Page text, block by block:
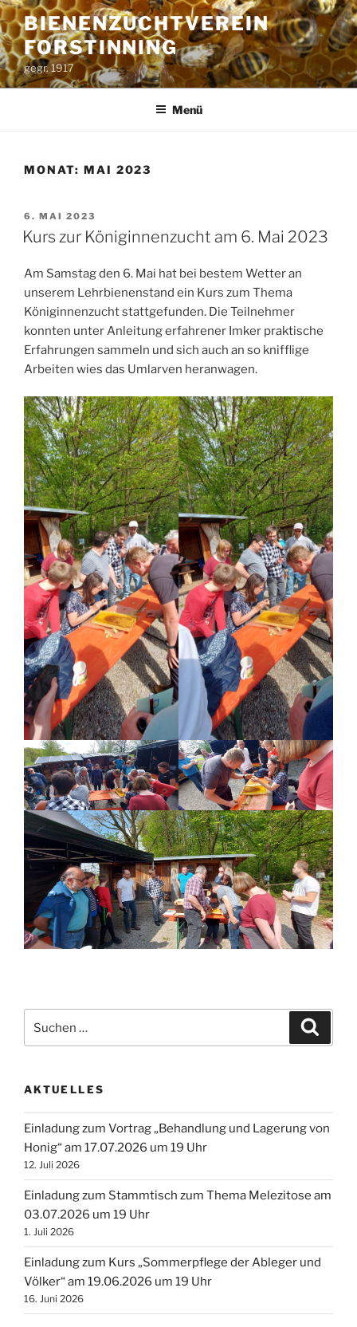
Zum
Inhalt
springen
BIENENZUCHTVEREIN
FORSTINNING
gegr. 1917
Menü
MONAT: MAI 2023
VERÖFFENTLICHT
AM
6. MAI 2023
Kurs zur Königinnenzucht am 6. Mai 2023
Am Samstag den 6. Mai hat bei bestem Wetter an
unserem Lehrbienenstand ein Kurs zum Thema
Königinnenzucht stattgefunden. Die Teilnehmer
konnten unter Anleitung erfahrener Imker praktische
Erfahrungen sammeln und sich auch an so knifflige
Arbeiten wies das Umlarven heranwagen.
nach:
AKTUELLES
Einladung zum Vortrag „Behandlung und Lagerung von
Honig“ am 17.07.2026 um 19 Uhr
12. Juli 2026
Einladung zum Stammtisch zum Thema Melezitose am
03.07.2026 um 19 Uhr
1. Juli 2026
Einladung zum Kurs „Sommerpflege der Ableger und
Völker“ am 19.06.2026 um 19 Uhr
16. Juni 2026